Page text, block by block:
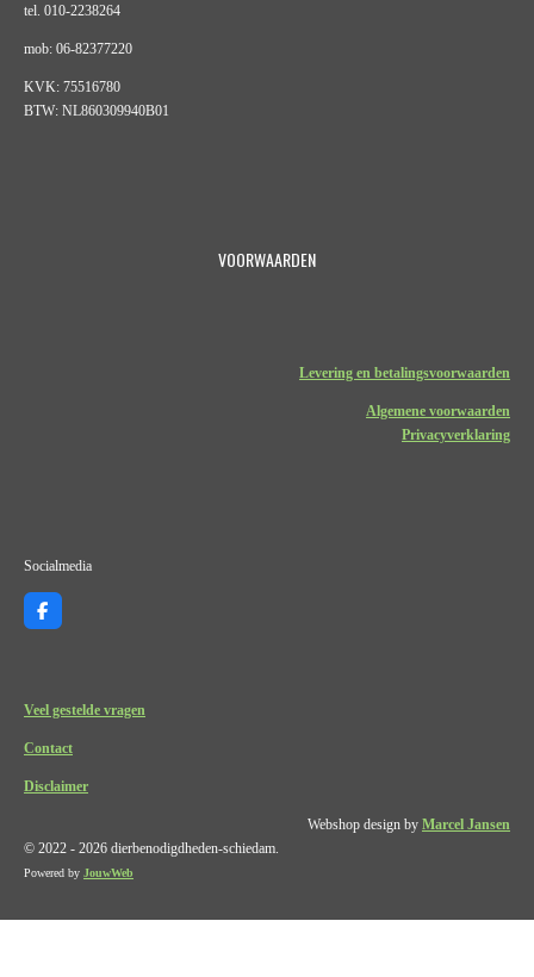
tel. 010-2238264
mob: 06-82377220
KVK: 75516780
BTW: NL860309940B01
VOORWAARDEN
Levering en betalingsvoorwaarden
Algemene voorwaarden
Privacyverklaring
Socialmedia
F
a
o
o
Veel gestelde vragen
Contact
Disclaimer
Webshop design by Marcel Jansen
© 2022 - 2026 dierbenodigdheden-schiedam.
Powered by JouwWeb